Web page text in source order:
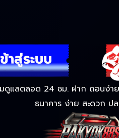
ดูแลตลอด 24 ชม. ฝาก ถอนง่า
ธนาคาร ง่าย สะดวก ป